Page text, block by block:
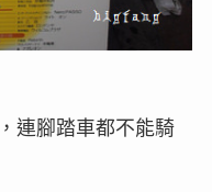
連腳踏車都不能騎